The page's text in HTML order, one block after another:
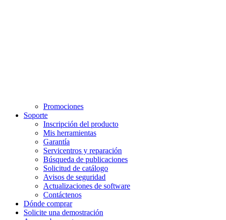
Promociones
Soporte
Inscripción del producto
Mis herramientas
Garantía
Servicentros y reparación
Búsqueda de publicaciones
Solicitud de catálogo
Avisos de seguridad
Actualizaciones de software
Contáctenos
Dónde comprar
Solicite una demostración